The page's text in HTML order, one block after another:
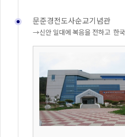
문준경전도사순교기념관
→신안 일대에 복음을 전하고 한